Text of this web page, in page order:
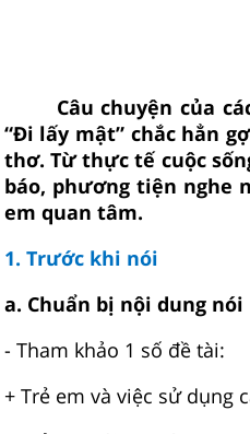
Câu chuyện của
“Đi lấy mật” chắc hẳn
thơ. Từ thực tế cuộc
báo, phương tiện nghe
em quan tâm.
1. Trước khi nói
a. Chuẩn bị nội dung nói
- Tham khảo 1 số đề tài:
+ Trẻ em và việc sử dụng